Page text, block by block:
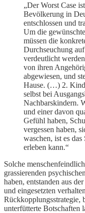
„Der Worst Case
Bevölkerung in
entschlossen und
Um die
müssen die
Durchseuchung
verdeutlicht
von ihren
abgewiesen, und
Hause. (…) 2.
selbst bei
Nachbarskindern.
und einer davon
Gefühl haben,
vergessen haben,
waschen, ist es
erleben kann.“
Solche
grassierenden
haben, entstanden aus
und eingesetzten
Rückkopplungsstrategie,
unterfütterte Botschaften